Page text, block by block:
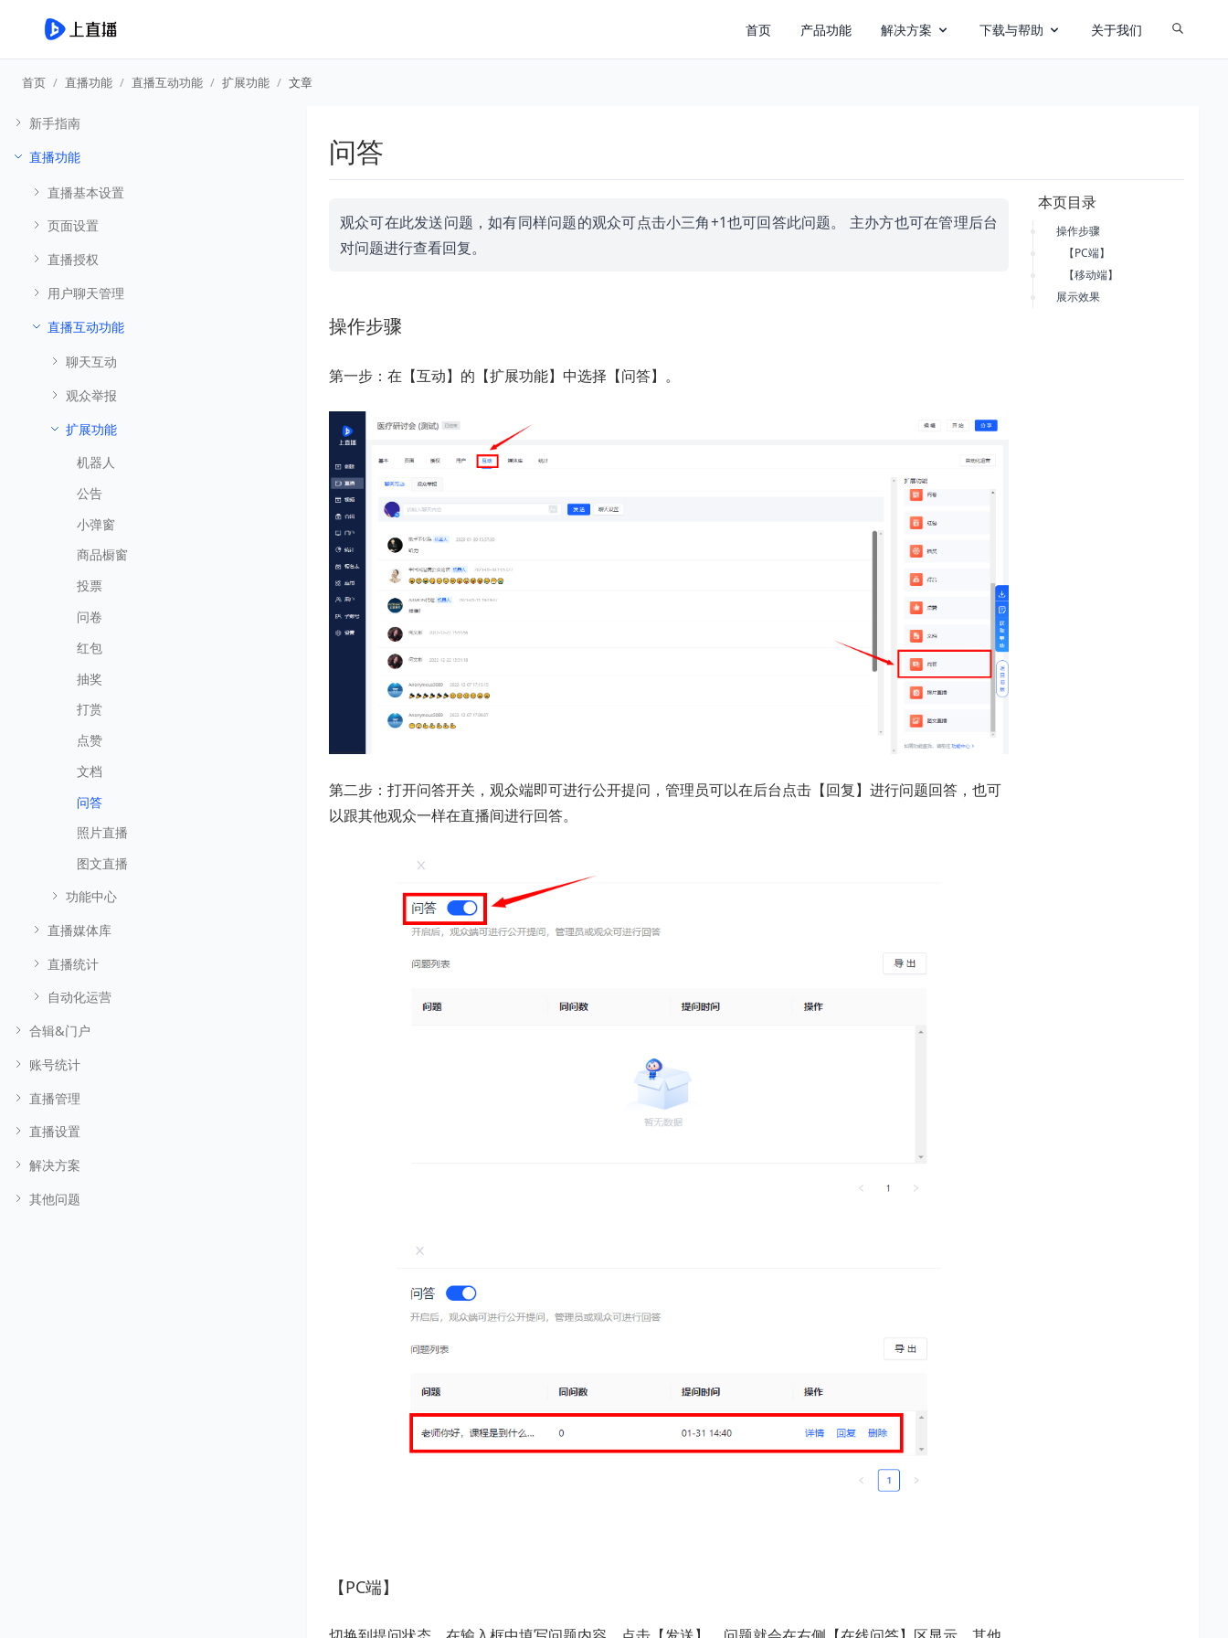
首页 产品功能 解决方案 下载与帮助 关于我们
首页 直播功能 直播互动功能 扩展功能 文章
新手指南
直播功能
直播基本设置
页面设置
直播授权
用户聊天管理
直播互动功能
聊天互动
观众举报
扩展功能
机器人
公告
小弹窗
商品橱窗
投票
问卷
红包
抽奖
打赏
点赞
文档
问答
照片直播
图文直播
功能中心
直播媒体库
直播统计
自动化运营
合辑&门户
账号统计
直播管理
直播设置
解决方案
其他问题
问答
观众可在此发送问题，如有同样问题的观众可点击小三角+1也可回答此问题。 主办方也可在管理后台
对问题进行查看回复。
操作步骤
第一步：在【互动】的【扩展功能】中选择【问答】。
第二步：打开问答开关，观众端即可进行公开提问，管理员可以在后台点击【回复】进行问题回答，也可
以跟其他观众一样在直播间进行回答。
【PC端】
本页目录
操作步骤
【PC端】
【移动端】
展示效果